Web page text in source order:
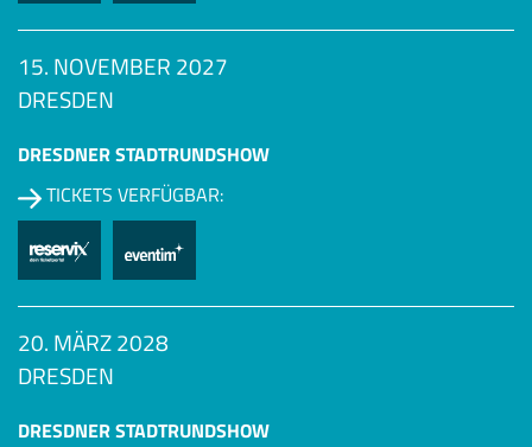
15. NOVEMBER 2027
DRESDEN
DRESDNER STADTRUNDSHOW
TICKETS VERFÜGBAR:
20. MÄRZ 2028
DRESDEN
DRESDNER STADTRUNDSHOW